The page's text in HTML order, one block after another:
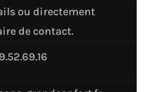
ou directement
de contact.